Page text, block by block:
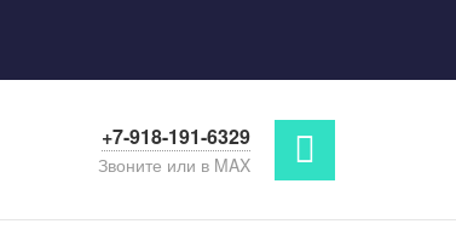
+7-918-191-6329
Звоните или в MAX